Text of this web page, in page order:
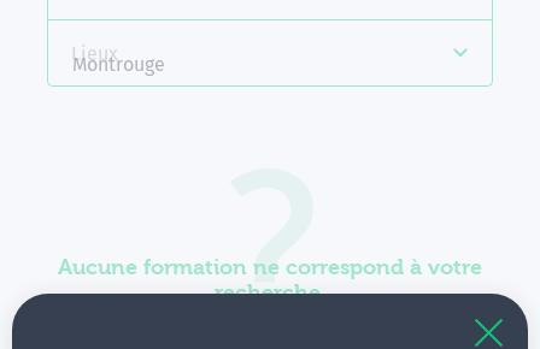
Lieux
Montrouge
Aucune formation ne correspond à votre
recherche.
Vous pouvez renouveler votre requête en élargissant